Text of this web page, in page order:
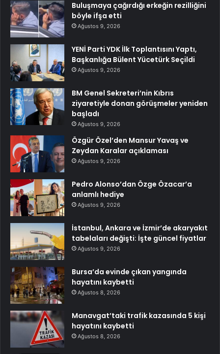
Buluşmaya çağırdığı erkeğin rezilliğini
böyle ifşa etti
Ağustos 9, 2026
YENİ Parti YDK İlk Toplantısını Yaptı,
Başkanlığa Bülent Yücetürk Seçildi
Ağustos 9, 2026
BM Genel Sekreteri’nin Kıbrıs
ziyaretiyle donan görüşmeler yeniden
başladı
Ağustos 9, 2026
Özgür Özel’den Mansur Yavaş ve
Zeydan Karalar açıklaması
Ağustos 9, 2026
Pedro Alonso’dan Özge Özacar’a
anlamlı hediye
Ağustos 9, 2026
İstanbul, Ankara ve İzmir’de akaryakıt
tabelaları değişti: İşte güncel fiyatlar
Ağustos 9, 2026
Bursa’da evinde çıkan yangında
hayatını kaybetti
Ağustos 8, 2026
Manavgat’taki trafik kazasında 5 kişi
hayatını kaybetti
Ağustos 8, 2026